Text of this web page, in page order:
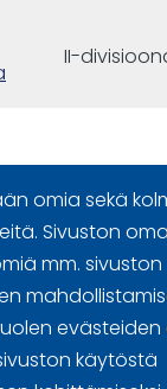
II-
omia sekä
Sivuston
mm. sivuston
evästeiden
käytöstä